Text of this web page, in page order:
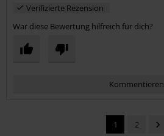
Verifizierte Rezension
War diese Bewertung hilfreich für dich?
Kommentieren
1 2